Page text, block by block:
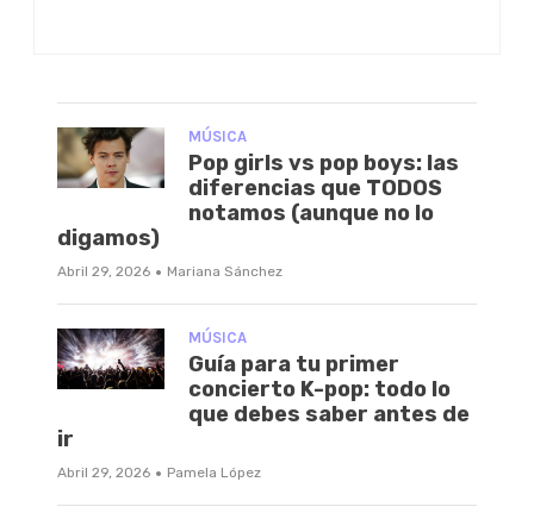
MÚSICA
Pop girls vs pop boys: las
diferencias que TODOS
notamos (aunque no lo
digamos)
Abril 29, 2026 · Mariana Sánchez
MÚSICA
Guía para tu primer
concierto K-pop: todo lo
que debes saber antes de
ir
Abril 29, 2026 · Pamela López